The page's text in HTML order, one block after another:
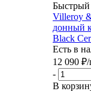
Быстрый
Villeroy
донный
Black
Есть в
12 090 ₽
-
В